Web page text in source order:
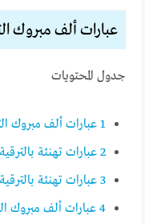
عبارات ألف مبروك
جدول المحتويات
1عبارات ألف مبروك
2 عبارات تهنئة بالترقية
3عبارات تهنئة
4 عبارات ألف مبروك